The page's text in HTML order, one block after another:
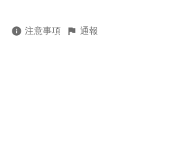
注意事項 通報